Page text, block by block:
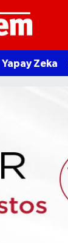
Yapay Zeka